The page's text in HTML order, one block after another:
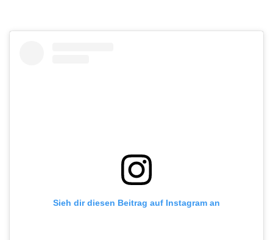
Sieh dir diesen Beitrag auf Instagram an